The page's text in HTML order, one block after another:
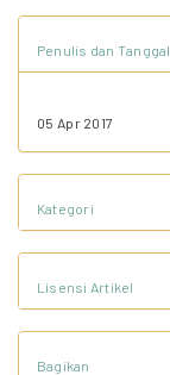
Kredit Web-site
Penulis dan
05 Apr 2017
Kategori
Lisensi Artikel
Bagikan